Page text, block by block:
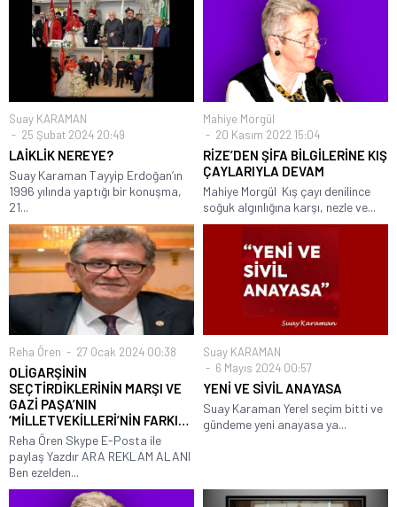
Suay KARAMAN
25 Şubat 2024 20:49
LAİKLİK NEREYE?
Suay Karaman Tayyip Erdoğan’ın
1996 yılında yaptığı bir konuşma,
21...
Mahiye Morgül
20 Kasım 2022 15:04
RİZE’DEN ŞİFA BİLGİLERİNE KIŞ
ÇAYLARIYLA DEVAM
Mahiye Morgül Kış çayı denilince
soğuk algınlığına karşı, nezle ve...
Reha Ören 27 Ocak 2024 00:38
OLİGARŞİNİN
SEÇTİRDİKLERİNİN MARŞI VE
GAZİ PAŞA’NIN
‘MİLLETVEKİLLERİ’NİN FARKI…
Reha Ören Skype E-Posta ile
paylaş Yazdır ARA REKLAM ALANI
Ben ezelden...
Suay KARAMAN
6 Mayıs 2024 00:57
YENİ VE SİVİL ANAYASA
Suay Karaman Yerel seçim bitti ve
gündeme yeni anayasa ya...